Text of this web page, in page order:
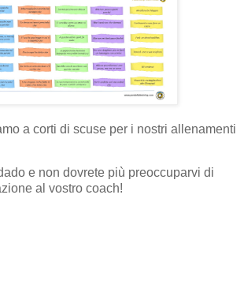
a corti di scuse per i nostri allenamenti
e non dovrete più preoccuparvi di
al vostro coach!